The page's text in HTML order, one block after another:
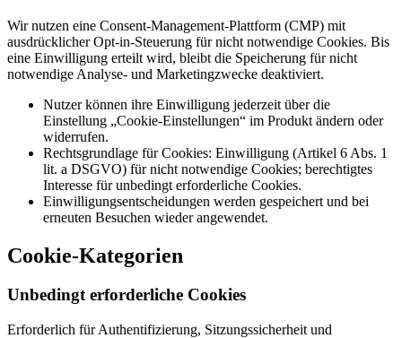
Wir nutzen eine Consent-Management-Plattform (CMP) mit
ausdrücklicher Opt-in-Steuerung für nicht notwendige Cookies. Bis
eine Einwilligung erteilt wird, bleibt die Speicherung für nicht
notwendige Analyse- und Marketingzwecke deaktiviert.
Nutzer können ihre Einwilligung jederzeit über die
Einstellung „Cookie-Einstellungen“ im Produkt ändern oder
widerrufen.
Rechtsgrundlage für Cookies: Einwilligung (Artikel 6 Abs. 1
lit. a DSGVO) für nicht notwendige Cookies; berechtigtes
Interesse für unbedingt erforderliche Cookies.
Einwilligungsentscheidungen werden gespeichert und bei
erneuten Besuchen wieder angewendet.
Cookie-Kategorien
Unbedingt erforderliche Cookies
Erforderlich für Authentifizierung, Sitzungssicherheit und